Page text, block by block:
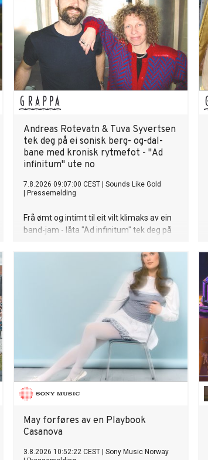
Andreas Rotevatn & Tuva Syvertsen
tek deg på ei sonisk berg- og-dal-
bane med kronisk rytmefot - "Ad
infinitum" ute no
7.8.2026 09:07:00 CEST
Sounds Like Gold
Pressemelding
Frå ømt og intimt til eit vilt klimaks av ein
band-jam - låta "Ad infinitum" tek deg på
rytmefot. Sjå for deg at Veronica Maggio
leier eit vekkelsesmøte i indremisjonen
kor målet er å gire forsamlinga opp med
pur glede og suggesjon. Liturgien til den
her seansen er Rotevatn sin tekst på
arkaisk nynorsk, og krinsar kring at jaget
mot noko nytt og sjølvrealisérande er ein
uendeleg prosess. "Ad infinitum", frå
Andreas Rotevatn si komande plate
"Mellom saltvatn og sola", er ute no!
May forføres av en Playbook
Casanova
3.8.2026 10:52:22 CEST
Sony Music Norway